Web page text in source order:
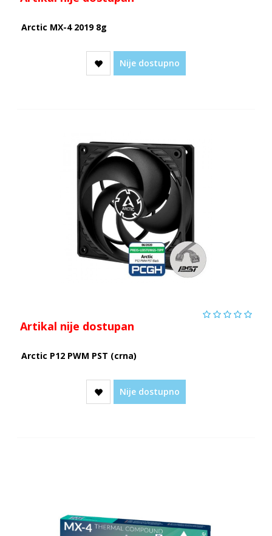
Arctic MX-4 2019 8g
Nije dostupno
Artikal nije dostupan
Arctic P12 PWM PST (crna)
Nije dostupno